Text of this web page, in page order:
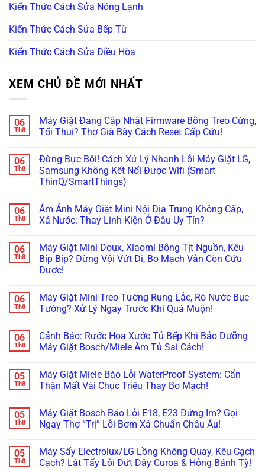
Kiến Thức Cách Sửa Nóng Lạnh
Kiến Thức Cách Sửa Bếp Từ
Kiến Thức Cách Sửa Điều Hòa
XEM CHỦ ĐỀ MỚI NHẤT
06
Th8
Máy Giặt Đang Cập Nhật Firmware Bỗng Treo Cứng,
Tối Thui? Thợ Già Bày Cách Reset Cấp Cứu!
bình
luận
ở
Máy
Cập
Nhật
Firmware
Cứng,
Tối
Thui?
Thợ
Già
Reset
Cấp
Cứu!
06
Th8
Đừng Bực Bội! Cách Xử Lý Nhanh Lỗi Máy Giặt LG,
Samsung Không Kết Nối Được Wifi (Smart
ThinQ/SmartThings)
có
bình
luận
ở
Bội!
Cách
Xử
Lý
Máy
Giặt
LG,
Kết
Nối
Được
ThinQ/SmartThings)
06
Th8
Ám Ảnh Máy Giặt Mini Nội Địa Trung Không Cấp,
Xả Nước: Thay Linh Kiện Ở Đâu Uy Tín?
bình
luận
ở
Ám
Giặt
Mini
Nội
Không
Cấp,
Xả
Linh
Kiện
Tín?
06
Th8
Máy Giặt Mini Doux, Xiaomi Bỗng Tịt Nguồn, Kêu
Bíp Bíp? Đừng Vội Vứt Đi, Bo Mạch Vẫn Còn Cứu
Được!
bình
luận
Mini
Doux,
Xiaomi
Nguồn,
Kêu
Bíp
Vội
Vứt
Đi,
Vẫn
Còn
Cứu
06
Th8
Máy Giặt Mini Treo Tường Rung Lắc, Rò Nước Bục
Tường? Xử Lý Ngay Trước Khi Quá Muộn!
bình
luận
ở
Mini
Treo
Tường
Rò
Nước
Bục
Lý
Ngay
Trước
06
Th8
Cảnh Báo: Rước Họa Xước Tủ Bếp Khi Bảo Dưỡng
Máy Giặt Bosch/Miele Âm Tủ Sai Cách!
bình
luận
Rước
Họa
Xước
Khi
Bảo
Dưỡng
05
Th8
Máy Giặt Miele Báo Lỗi WaterProof System: Cẩn
Thận Mất Vài Chục Triệu Thay Bo Mạch!
bình
luận
ở
Miele
Báo
Lỗi
05
Th8
Máy Giặt Bosch Báo Lỗi E18, E23 Đứng Im? Gọi
Ngay Thợ “Trị” Lỗi Bơm Xả Chuẩn Châu Âu!
bình
luận
ở
05
Th8
Máy Sấy Electrolux/LG Lồng Không Quay, Kêu Cạch
Cạch? Lật Tẩy Lỗi Đứt Dây Curoa & Hỏng Bánh Tỳ!